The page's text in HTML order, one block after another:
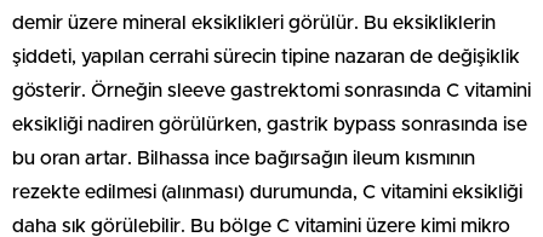
demir üzere mineral eksiklikleri görülür. Bu eksikliklerin
şiddeti, yapılan cerrahi sürecin tipine nazaran de değişiklik
gösterir. Örneğin sleeve gastrektomi sonrasında C vitamini
eksikliği nadiren görülürken, gastrik bypass sonrasında ise
bu oran artar. Bilhassa ince bağırsağın ileum kısmının
rezekte edilmesi (alınması) durumunda, C vitamini eksikliği
daha sık görülebilir. Bu bölge C vitamini üzere kimi mikro